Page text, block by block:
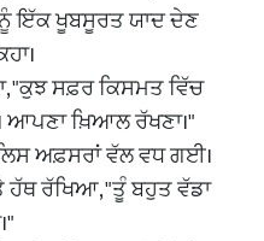
ਇੱਕ ਖੂਬਸੂਰਤ ਯਾਦ ਦੇਣ
"ਕੁਝ ਸਫ਼ਰ ਕਿਸਮਤ ਵਿੱਚ
ਆਪਣਾ ਖ਼ਿਆਲ ਰੱਖਣਾ।"
ਅਫ਼ਸਰਾਂ ਵੱਲ ਵਧ ਗਈ।
ਰੱਖਿਆ, "ਤੂੰ ਬਹੁਤ ਵੱਡਾ